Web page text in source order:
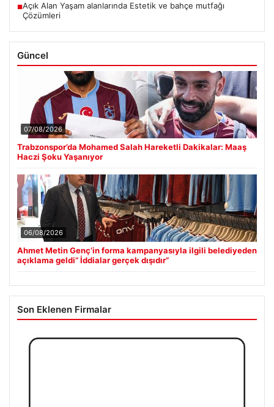
■Açık Alan Yaşam alanlarında Estetik ve bahçe mutfağı
Çözümleri
Güncel
07/08/2026
Trabzonspor’da Mohamed Salah Hareketli Dakikalar: Maaş
Haczi Şoku Yaşanıyor
06/08/2026
Ahmet Metin Genç’in forma kampanyasıyla ilgili belediyeden
açıklama geldi” İddialar gerçek dışıdır”
Son Eklenen Firmalar